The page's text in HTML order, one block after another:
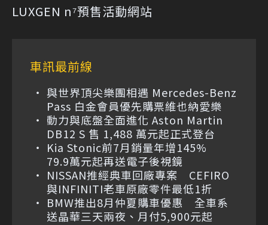
LUXGEN n⁷預售活動網站
車訊最前線
與世界頂尖樂團相遇 Mercedes-Benz
Pass 白金會員優先購票維也納愛樂
動力與底盤全面進化 Aston Martin
DB12 S 售 1,488 萬元起正式登台
Kia Stonic前7月銷量年增145%
79.9萬元起再送電子後視鏡
NISSAN推經典車回廠專案 CEFIRO
與INFINITI老車原廠零件最低1折
BMW推出8月仲夏購車優惠 全車系
送晶華三天兩夜、月付5,900元起